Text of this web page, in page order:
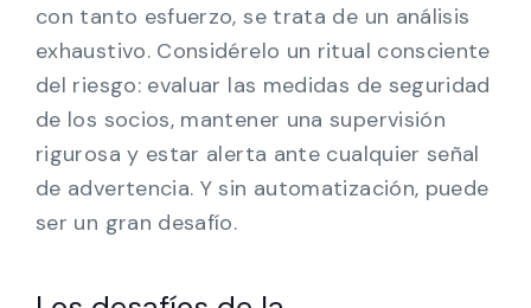
con tanto esfuerzo, se trata de un análisis
exhaustivo. Considérelo un ritual consciente
del riesgo: evaluar las medidas de seguridad
de los socios, mantener una supervisión
rigurosa y estar alerta ante cualquier señal
de advertencia. Y sin automatización, puede
ser un gran desafío.